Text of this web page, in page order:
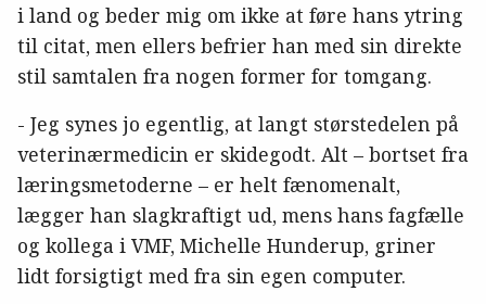
i land og beder mig om ikke at føre hans ytring
til citat, men ellers befrier han med sin direkte
stil samtalen fra nogen former for tomgang.
- Jeg synes jo egentlig, at langt størstedelen på
veterinærmedicin er skidegodt. Alt – bortset fra
læringsmetoderne – er helt fænomenalt,
lægger han slagkraftigt ud, mens hans fagfælle
og kollega i VMF, Michelle Hunderup, griner
lidt forsigtigt med fra sin egen computer.